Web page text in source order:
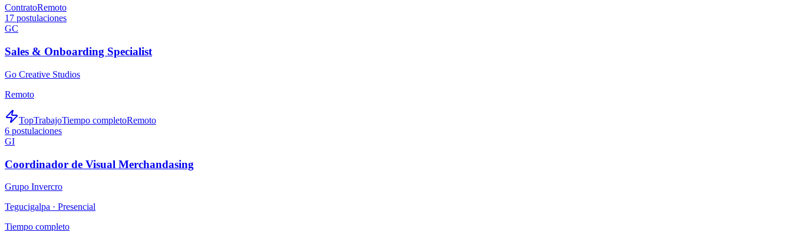
ContratoRemoto
17 postulaciones
GC
Sales & Onboarding Specialist
Go Creative Studios
Remoto
TopTrabajoTiempo completoRemoto
6 postulaciones
GI
Coordinador de Visual Merchandasing
Grupo Invercro
Tegucigalpa · Presencial
Tiempo completo